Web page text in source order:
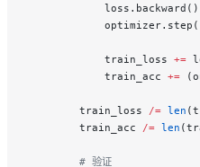
            loss.backward()
            train_loss
+=
            train_acc
+=
        train_loss
/= len
        train_acc
/= len
        # 验证